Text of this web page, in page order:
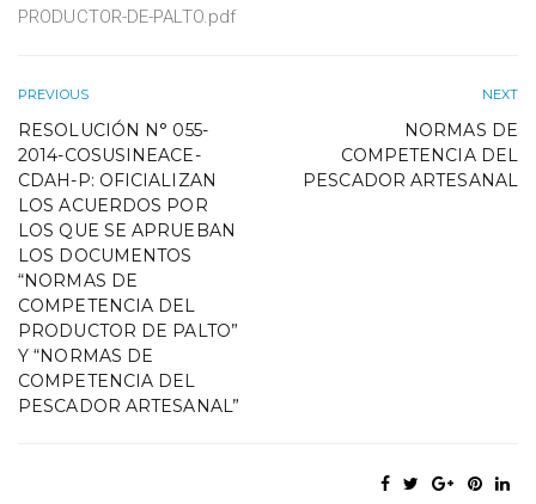
PRODUCTOR-DE-PALTO.pdf
PREVIOUS
RESOLUCIÓN N° 055-
2014-COSUSINEACE-
CDAH-P: OFICIALIZAN
LOS ACUERDOS POR
LOS QUE SE APRUEBAN
LOS DOCUMENTOS
“NORMAS DE
COMPETENCIA DEL
PRODUCTOR DE PALTO”
Y “NORMAS DE
COMPETENCIA DEL
PESCADOR ARTESANAL”
NEXT
NORMAS DE
COMPETENCIA DEL
PESCADOR ARTESANAL